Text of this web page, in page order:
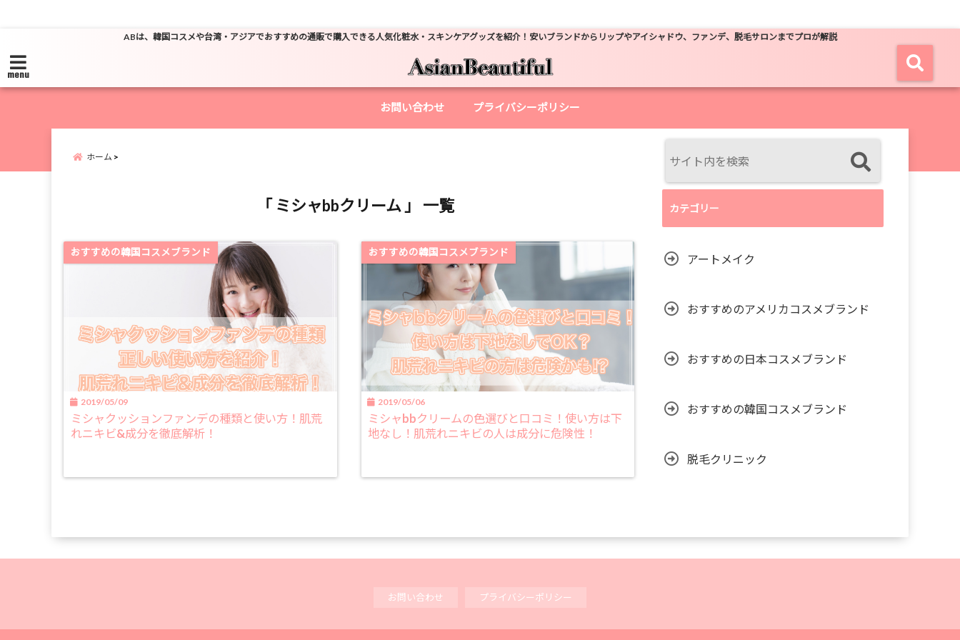
ABは、韓国コスメや台湾・アジアでおすすめの通販で購入できる人気化粧水・スキンケアグッズを紹介！安いブランドからリップやアイシャドウ、ファンデ、脱毛サロンまでプロが解説
menu
お問い合わせ プライバシーポリシー
ホーム
「 ミシャbbクリーム 」 一覧
おすすめの韓国コスメブランド
2019/05/09
ミシャクッションファンデの種類と使い方！肌荒
れニキビ&成分を徹底解析！
おすすめの韓国コスメブランド
2019/05/06
ミシャbbクリームの色選びと口コミ！使い方は下
地なし！肌荒れニキビの人は成分に危険性！
カテゴリー
アートメイク
おすすめのアメリカコスメブランド
おすすめの日本コスメブランド
おすすめの韓国コスメブランド
脱毛クリニック
お問い合わせ プライバシーポリシー